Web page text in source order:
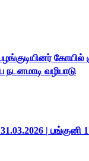
கோயில்
நடனமாடி வழிபாடு
| பங்குனி